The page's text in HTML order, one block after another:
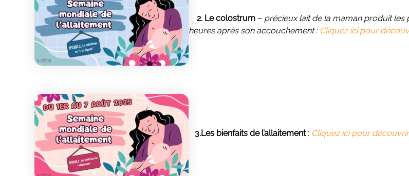
2. Le colostrum – précieux lait de la maman produit les
heures après son accouchement : Cliquez ici pour
3.Les bienfaits de l’allaitement: Cliquez ici pour découvrir